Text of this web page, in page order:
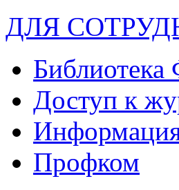
ДЛЯ
Доступ к
Профком